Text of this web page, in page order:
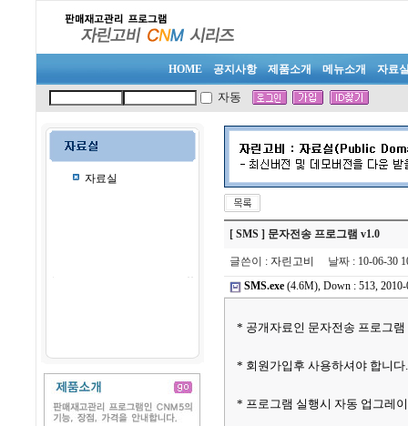
HOME 공지사항 제품소개 메뉴소개 자료
자동
자료실
[ SMS ] 문자전송 프로그램 v1.0
글쓴이 : 자린고비 날짜 : 10-06-
SMS.exe (4.6M), Down : 513, 2010-
* 공개자료인 문자전송 프로그램
* 회원가입후 사용하셔야 합니다.
* 프로그램 실행시 자동 업그레